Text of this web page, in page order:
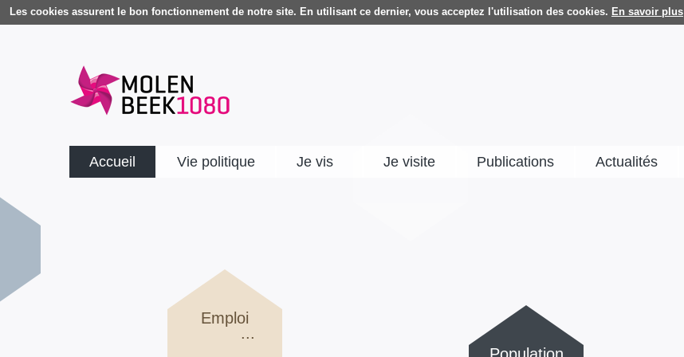
Les cookies assurent le bon fonctionnement de notre site. En utilisant ce dernier, vous acceptez l'utilisation des cookies. En savoir plus
Accueil Vie politique Je vis Je visite Publications Actualités
Emploi
...